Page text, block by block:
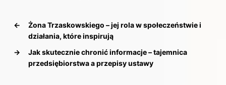
←
Żona Trzaskowskiego – jej rola w społeczeństwie i
działania, które inspirują
→
Jak skutecznie chronić informacje – tajemnica
przedsiębiorstwa a przepisy ustawy